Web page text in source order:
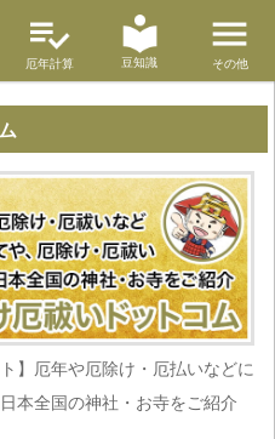
厄年計算 豆知識 その他
】厄年や厄除け・厄払いなどに
本全国の神社・お寺をご紹介